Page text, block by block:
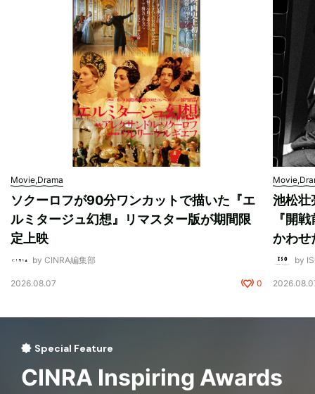
Movie,Drama
ソクーロフが90分ワンカットで描いた『エ
ルミタージュ幻想』リマスター版が期間限
定上映
by CINRA編集部
2026.08.07 0
池松壮
『開
かわせ
by
Special Feature
CINRA Inspiring Awards